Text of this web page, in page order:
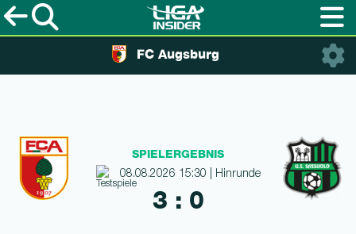
FC Augsburg
SPIELERGEBNIS
08.08.2026 15:30 | Hinrunde
3 : 0